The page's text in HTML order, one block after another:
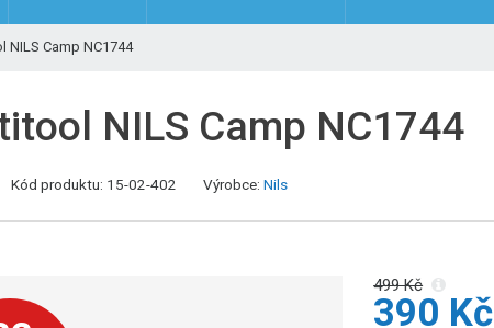
NILS Camp NC1744
NILS Camp NC1744
Kód produktu: 15-02-402
K
Výrobce: Nils
499 Kč
390 Kč